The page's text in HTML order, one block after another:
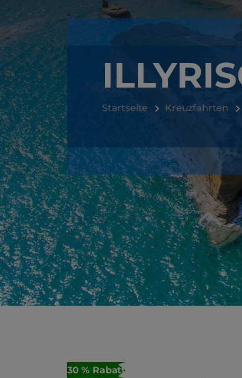
Startseite Kreuzfahrten
30 % Rabatt